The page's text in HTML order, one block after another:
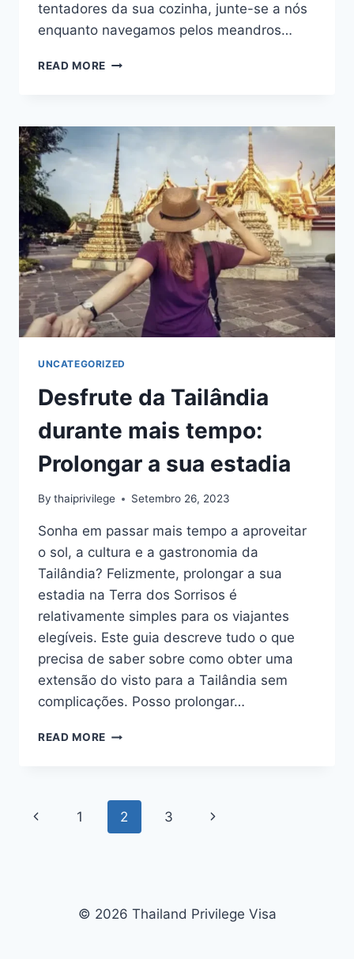
tentadores da sua cozinha, junte-se a nós
enquanto navegamos pelos meandros…
READ MORE IMERSÃO
A
VIAGEM
DE
UM
EXPATRIADO
UNCATEGORIZED
Desfrute da Tailândia
durante mais tempo:
Prolongar a sua estadia
By thaiprivilege Setembro 26, 2023
Sonha em passar mais tempo a aproveitar
o sol, a cultura e a gastronomia da
Tailândia? Felizmente, prolongar a sua
estadia na Terra dos Sorrisos é
relativamente simples para os viajantes
elegíveis. Este guia descreve tudo o que
precisa de saber sobre como obter uma
extensão do visto para a Tailândia sem
complicações. Posso prolongar…
READ MORE DESFRUTE
MAIS
TEMPO:
PROLONGAR
Page
Previous
1 2 3
Next
© 2026 Thailand Privilege Visa